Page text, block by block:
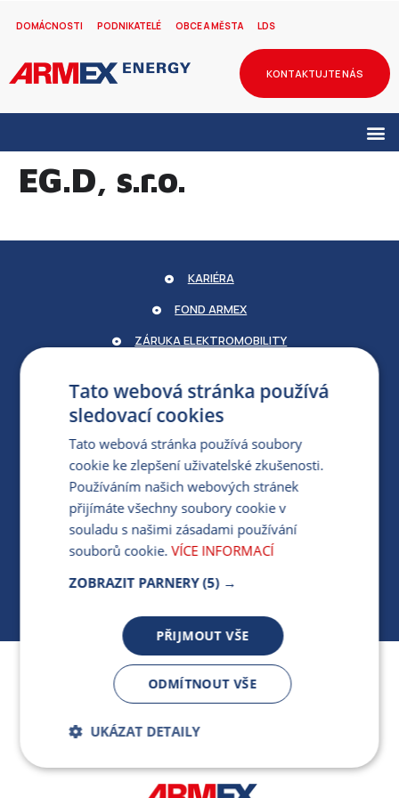
DOMÁCNOSTI PODNIKATELÉ OBCE A MĚSTA LDS
KONTAKTUJTE NÁS
EG.D, s.r.o.
Jsme součástí skupiny ARMEX a členem Asociace
nezávislých dodavatelů energií.
KARIÉRA
FOND ARMEX
ZÁRUKA ELEKTROMOBILITY
PRO MÉDIA
MÁM DOTAZ KE STÁVAJÍCÍ SMLOUVĚ
412 154 154
PO-PÁ 7:30-17:00
Tato webová stránka používá
sledovací cookies
Tato webová stránka používá soubory
cookie ke zlepšení uživatelské zkušenosti.
Používáním našich webových stránek
přijímáte všechny soubory cookie v
souladu s našimi zásadami používání
souborů cookie. VÍCE INFORMACÍ
ZOBRAZIT PARNERY (5) →
PŘIJMOUT VŠE
ODMÍTNOUT VŠE
UKÁZAT DETAILY
Bezpodmínečně
nutné soubory
Výkonnostní